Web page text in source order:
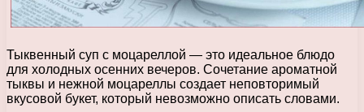
Тыквенный суп с моцареллой — это идеальное блюдо
для холодных осенних вечеров. Сочетание ароматной
тыквы и нежной моцареллы создает неповторимый
вкусовой букет, который невозможно описать словами.